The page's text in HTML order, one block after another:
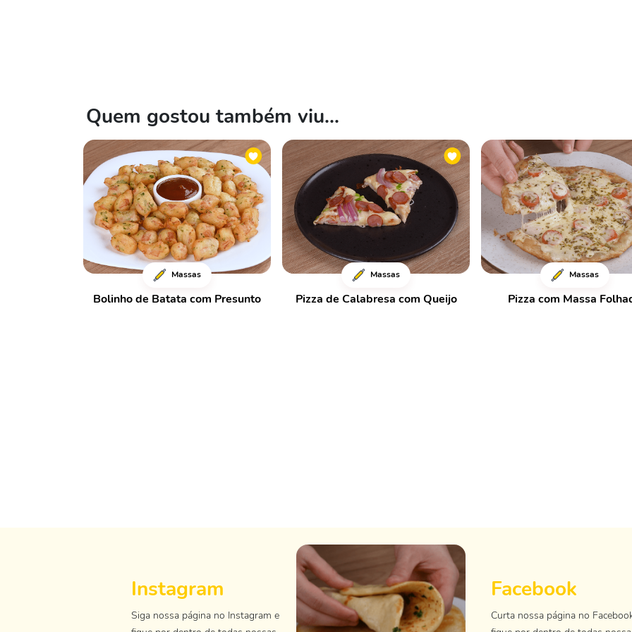
Quem gostou também viu...
Massas
Bolinho de Batata com Presunto
Massas
Pizza de Calabresa com Queijo
Massas
Pizza com Massa
Instagram
Siga nossa página no Instagram e
Facebook
Curta nossa página no